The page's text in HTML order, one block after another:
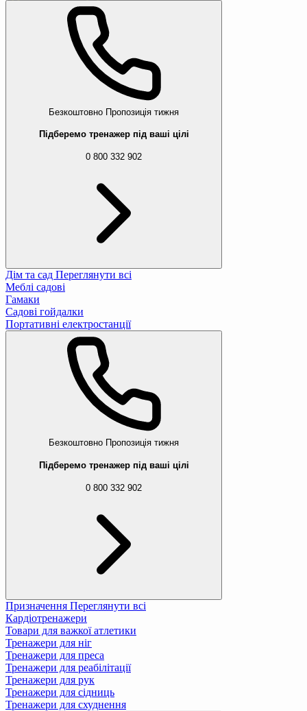
Безкоштовно Пропозиція тижня
Підберемо тренажер під ваші цілі
0 800 332 902
Дім та сад Переглянути всі
Меблі садові
Гамаки
Садові гойдалки
Портативні електростанції
Безкоштовно Пропозиція тижня
Підберемо тренажер під ваші цілі
0 800 332 902
Призначення Переглянути всі
Кардіотренажери
Товари для важкої атлетики
Тренажери для ніг
Тренажери для преса
Тренажери для реабілітації
Тренажери для рук
Тренажери для сідниць
Тренажери для схуднення